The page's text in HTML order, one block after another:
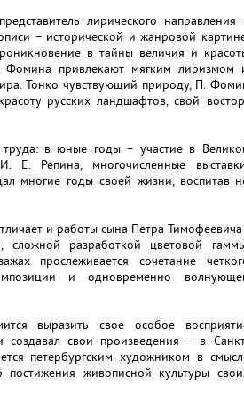
лирического направления
– исторической и жанровой
в тайны величия и
Фомина привлекают мягким лиризмом
Тонко чувствующий природу, П.
русских ландшафтов, свой
в юные годы – участие в
Е. Репина, многочисленные
многие годы своей жизни, воспитав
и работы сына Петра Тимофеевича
разработкой цветовой
прослеживается сочетание
и одновременно
выразить свое особое
свои произведения – в
петербургским художником в
постижения живописной культуры